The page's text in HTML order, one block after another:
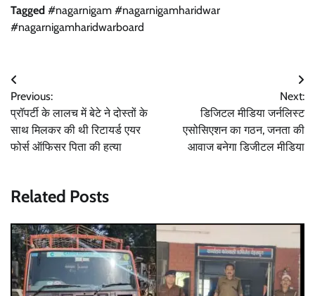
Tagged #nagarnigam #nagarnigamharidwar
#nagarnigamharidwarboard
Post
navigation
Previous:
प्रॉपर्टी के लालच में बेटे ने दोस्तों के
साथ मिलकर की थी रिटायर्ड एयर
फोर्स ऑफिसर पिता की हत्या
Next:
डिजिटल मीडिया जर्नलिस्ट
एसोसिएशन का गठन, जनता की
आवाज बनेगा डिजीटल मीडिया
Related Posts